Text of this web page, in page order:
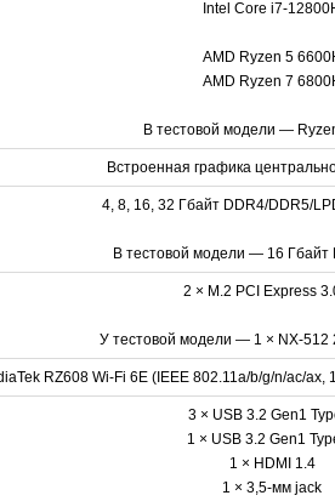
Intel Core i7-
AMD Ryzen 5
AMD Ryzen 7
В тестовой модели —
Встроенная графика
4, 8, 16, 32 Гбайт DDR4/DDR5/
В тестовой модели — 16 Гбайт
2 × M.2 PCI Express
У тестовой модели — 1 × NX-512
RZ608 Wi-Fi 6E (IEEE 802.11a/b/g/n/ac/
3 × USB 3.2 Gen1
1 × USB 3.2 Gen1
1 × HDMI 1.4
1 × 3,5-мм jack